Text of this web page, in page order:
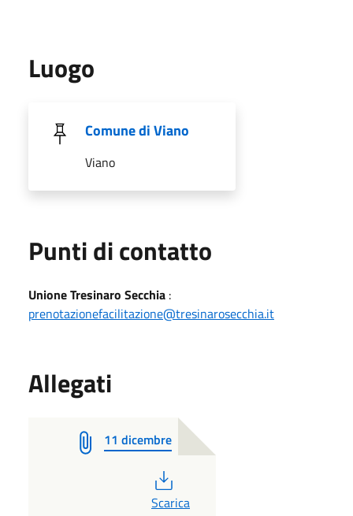
Luogo
Comune di Viano
Viano
Punti di contatto
Unione Tresinaro Secchia :
prenotazionefacilitazione@tresinarosecchia.it
Allegati
11 dicembre
PDF
Scarica